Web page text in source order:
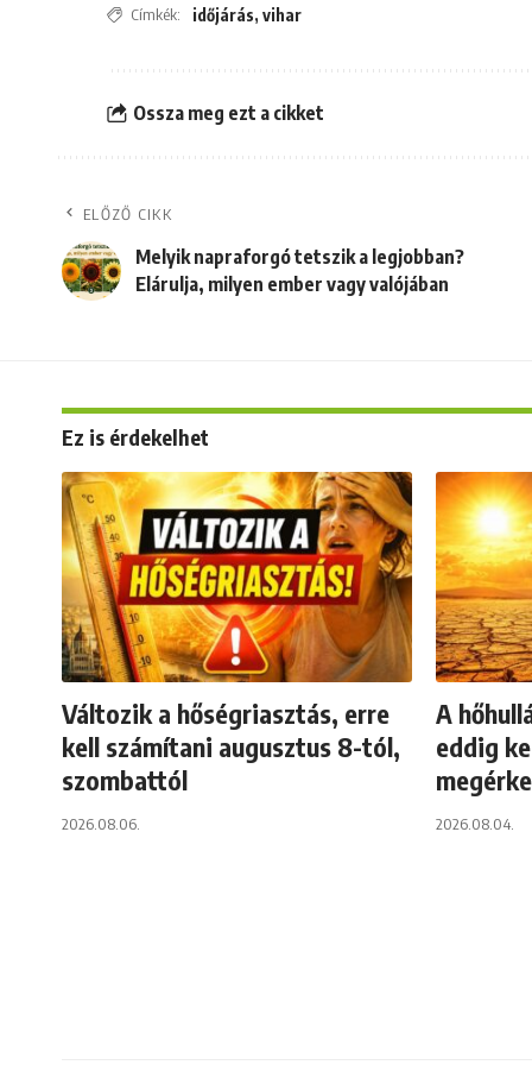
Címkék: időjárás,vihar
Ossza meg ezt a cikket
ELŐZŐ CIKK
Melyik napraforgó tetszik a legjobban?
Elárulja, milyen ember vagy valójában
Ez is érdekelhet
Változik a hőségriasztás, erre
kell számítani augusztus 8-tól,
szombattól
2026.08.06.
A
eddig
2026.08.04.